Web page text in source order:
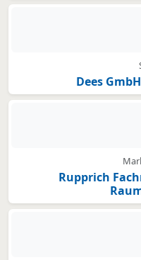
Dees
Rupprich